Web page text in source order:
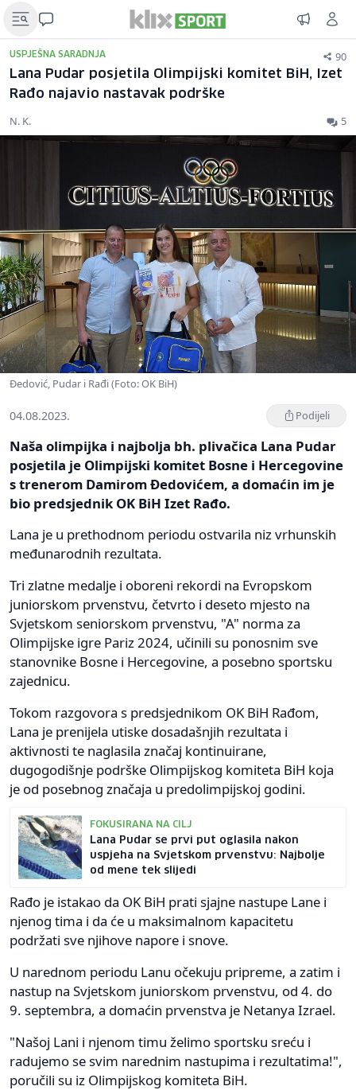
USPJEŠNA SARADNJA 90
Lana Pudar posjetila Olimpijski komitet BiH, Izet
Rađo najavio nastavak podrške
N. K. 5
Đedović, Pudar i Rađi (Foto: OK BiH)
04.08.2023. Podijeli
Naša olimpijka i najbolja bh. plivačica Lana Pudar
posjetila je Olimpijski komitet Bosne i Hercegovine
s trenerom Damirom Đedovićem, a domaćin im je
bio predsjednik OK BiH Izet Rađo.
Lana je u prethodnom periodu ostvarila niz vrhunskih
međunarodnih rezultata.
Tri zlatne medalje i oboreni rekordi na Evropskom
juniorskom prvenstvu, četvrto i deseto mjesto na
Svjetskom seniorskom prvenstvu, "A" norma za
Olimpijske igre Pariz 2024, učinili su ponosnim sve
stanovnike Bosne i Hercegovine, a posebno sportsku
zajednicu.
Tokom razgovora s predsjednikom OK BiH Rađom,
Lana je prenijela utiske dosadašnjih rezultata i
aktivnosti te naglasila značaj kontinuirane,
dugogodišnje podrške Olimpijskog komiteta BiH koja
je od posebnog značaja u predolimpijskoj godini.
FOKUSIRANA NA CILJ
Lana Pudar se prvi put oglasila nakon
uspjeha na Svjetskom prvenstvu: Najbolje
od mene tek slijedi
Rađo je istakao da OK BiH prati sjajne nastupe Lane i
njenog tima i da će u maksimalnom kapacitetu
podržati sve njihove napore i snove.
U narednom periodu Lanu očekuju pripreme, a zatim i
nastup na Svjetskom juniorskom prvenstvu, od 4. do
9. septembra, a domaćin prvenstva je Netanya Izrael.
"Našoj Lani i njenom timu želimo sportsku sreću i
radujemo se svim narednim nastupima i rezultatima!",
poručili su iz Olimpijskog komiteta BiH.